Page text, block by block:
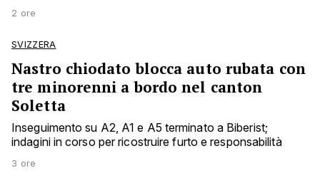
2 ore
SVIZZERA
Nastro chiodato blocca auto rubata con
tre minorenni a bordo nel canton
Soletta
Inseguimento su A2, A1 e A5 terminato a Biberist;
indagini in corso per ricostruire furto e responsabilità
3 ore